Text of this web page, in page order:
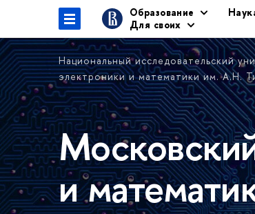
Образование
Для своих
Национальный исследовательский
электроники и математики им. А.Н.
и